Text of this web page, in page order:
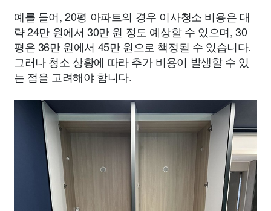
예를 들어, 20평 아파트의 경우 이사청소 비용은 대
략 24만 원에서 30만 원 정도 예상할 수 있으며, 30
평은 36만 원에서 45만 원으로 책정될 수 있습니다.
그러나 청소 상황에 따라 추가 비용이 발생할 수 있
는 점을 고려해야 합니다.